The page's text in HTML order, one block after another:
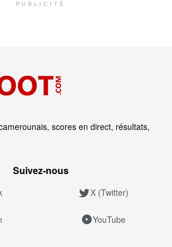
PUBLICITÉ
scores en direct, résultats,
Suivez‑nous
X (Twitter)
YouTube